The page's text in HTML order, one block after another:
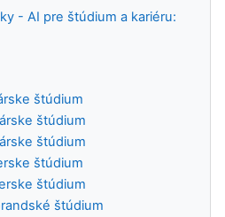
- AI pre štúdium a kariéru:
štúdium
štúdium
štúdium
štúdium
štúdium
štúdium